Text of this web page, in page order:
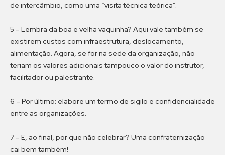
de intercâmbio, como uma “visita técnica teórica”.
5 – Lembra da boa e velha vaquinha? Aqui vale também se
existirem custos com infraestrutura, deslocamento,
alimentação. Agora, se for na sede da organização, não
teriam os valores adicionais tampouco o valor do instrutor,
facilitador ou palestrante.
6 – Por último: elabore um termo de sigilo e confidencialidade
entre as organizações.
7 – E, ao final, por que não celebrar? Uma confraternização
cai bem também!